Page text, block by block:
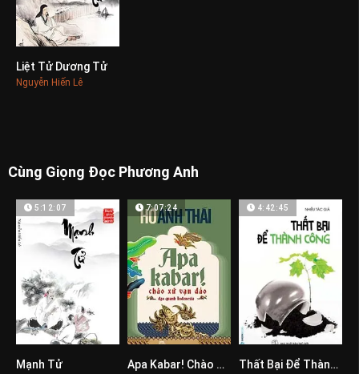
0
Liệt Tử Dương Tử
Nguyễn Hiến Lê
Cùng Giọng Đọc Phương Anh
5:12:07
Mạnh Tử 0
7:07:24
Apa Kabar! Chào Xứ Vạn Đảo 0
4:42:45
Thất Bại Để Thành Công